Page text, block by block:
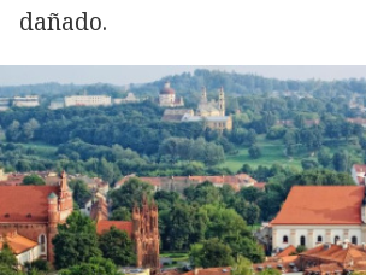
dañado.